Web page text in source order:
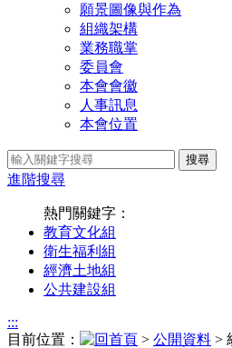
願景圖像與作為
組織架構
業務職掌
委員會
本會會徽
人事訊息
本會位置
搜尋
進階搜尋
熱門關鍵字：
教育文化組
衛生福利組
經濟土地組
公共建設組
:::
目前位置：
> 公開資料 >